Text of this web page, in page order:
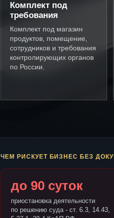
Комплект под
требования
Комплект под магазин
продуктов, помещение,
сотрудников и требования
контролирующих органов
по России.
ЧЕМ РИСКУЕТ БИЗНЕС БЕЗ
до 90 суток
приостановка деятельности
по решению суда - ст. 6.3, 14.43,